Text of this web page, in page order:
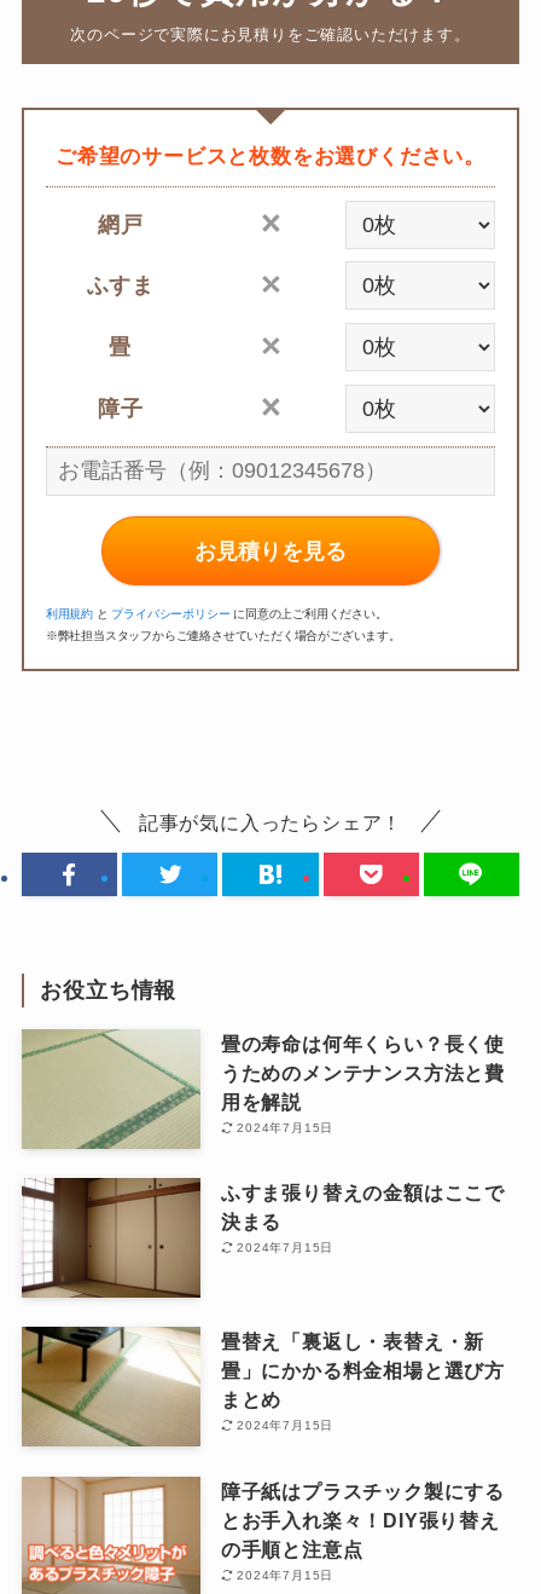
次のページで実際にお見積りをご確認いただけます。
ご希望のサービスと枚数をお選びください。
網戸
ふすま
畳
障子
お見積りを見る
利用規約 と プライバシーポリシー に同意の上ご利用ください。
※弊社担当スタッフからご連絡させていただく場合がございます。
記事が気に入ったらシェア！
お役立ち情報
畳の寿命は何年くらい？長く使
うためのメンテナンス方法と費
用を解説
2024年7月15日
ふすま張り替えの金額はここで
決まる
2024年7月15日
畳替え「裏返し・表替え・新
畳」にかかる料金相場と選び方
まとめ
2024年7月15日
障子紙はプラスチック製にする
とお手入れ楽々！DIY張り替え
の手順と注意点
2024年7月15日